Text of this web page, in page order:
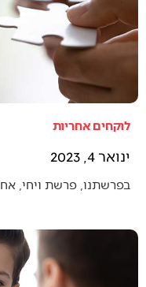
לוקחים אחריות
ינואר 4, 2023
בפרשתנו, פרשת ויחי, אחי